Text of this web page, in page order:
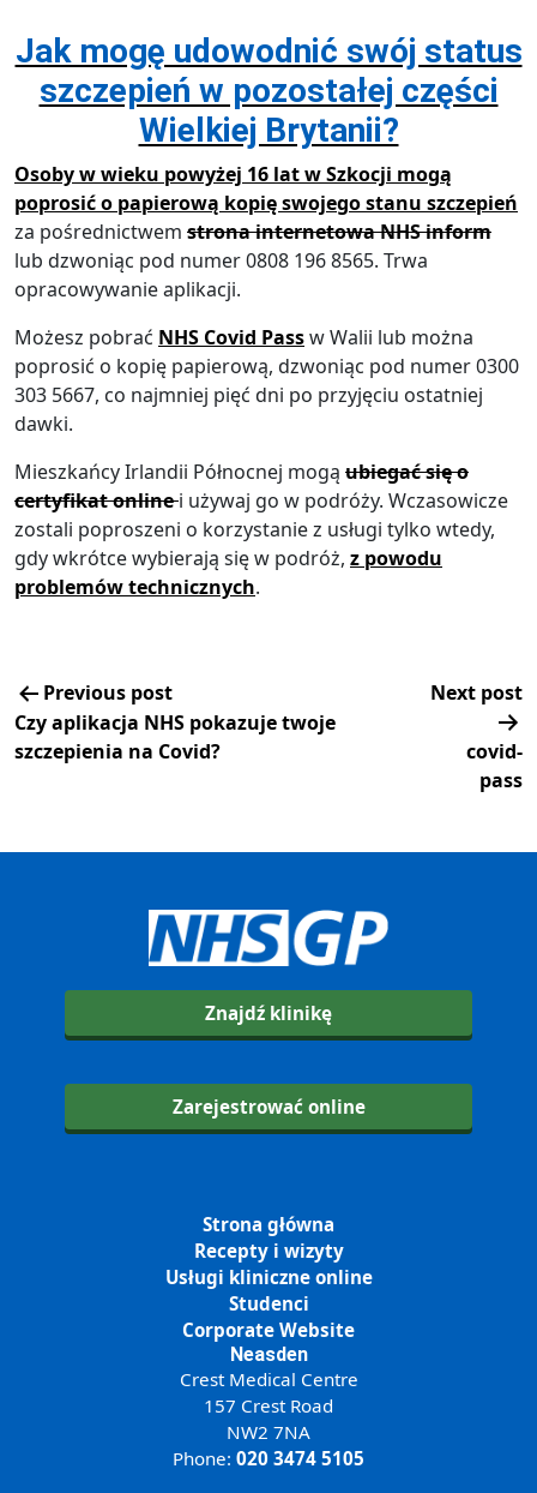
Jak mogę udowodnić swój status
szczepień w pozostałej części
Wielkiej Brytanii?
Osoby w wieku powyżej 16 lat w Szkocji mogą
poprosić o papierową kopię swojegostanu szczepień
za pośrednictwem strona internetowa NHS inform
lub dzwoniąc pod numer 0808 196 8565. Trwa
opracowywanie aplikacji.
Możesz pobrać NHS Covid Passw Walii lub można
poprosić o kopię papierową, dzwoniąc pod numer 0300
303 5667, co najmniej pięć dni po przyjęciu ostatniej
dawki.
Mieszkańcy Irlandii Północnej mogą ubiegać się o
certyfikat onlinei używaj go w podróży. Wczasowicze
zostali poproszeni o korzystanie z usługi tylko wtedy,
gdy wkrótce wybierają się w podróż, z powodu
problemów technicznych.
Previous post
Czy aplikacja NHS pokazuje twoje
szczepienia na Covid?
Next post
covid-
pass
Znajdź klinikę
Zarejestrować online
Strona główna
Recepty i wizyty
Usługi kliniczne online
Studenci
Corporate Website
Neasden
Crest Medical Centre
157 Crest Road
NW2 7NA
Phone: 020 3474 5105